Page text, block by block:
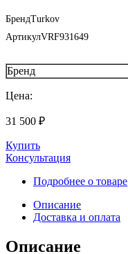
БрендTurkov
АртикулVRF931649
Бренд
Цена:
31 500 ₽
Купить
Консультация
Подробнее о товаре
Описание
Доставка и оплата
Описание